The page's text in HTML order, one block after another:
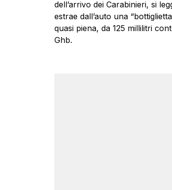
dell’arrivo dei Carabinieri, si
estrae dall’auto una
quasi piena, da 125 millilitri
Ghb.